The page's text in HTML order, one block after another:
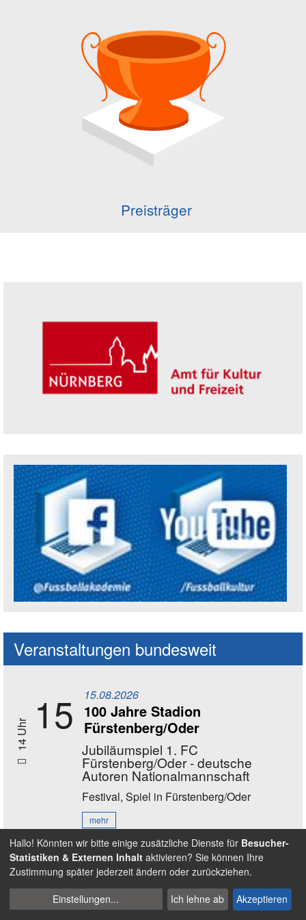
Preisträger
Social Media Kanäle der Akademie
Veranstaltungen bundesweit
14 Uhr 15 15.08.2026
100 Jahre Stadion
Fürstenberg/Oder
Jubiläumspiel 1. FC
Fürstenberg/Oder - deutsche
Autoren Nationalmannschaft
Festival, Spiel in Fürstenberg/Oder
mehr
11 - 17 Uhr16 16.08.2026
Bewegungstag Ball
Spielin Nürnberg - Wöhrder Wiese
Cookies
verwalten
Hallo! Könnten wir bitte einige zusätzliche Dienste für Besucher-
Statistiken & Externen Inhalt aktivieren? Sie können Ihre
Zustimmung später jederzeit ändern oder zurückziehen.
Einstellungen... Ich lehne ab Akzeptieren